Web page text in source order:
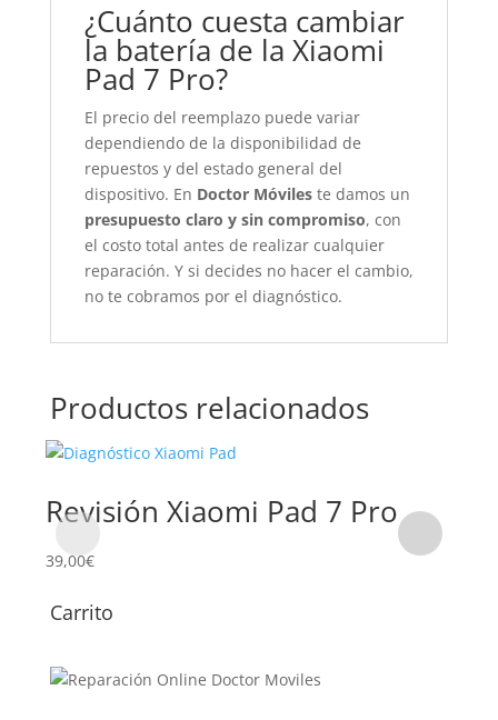
¿Cuánto cuesta cambiar
la batería de la Xiaomi
Pad 7 Pro?
El precio del reemplazo puede variar
dependiendo de la disponibilidad de
repuestos y del estado general del
dispositivo. En Doctor Móvileste damos un
presupuesto claro y sin compromiso, con
el costo total antes de realizar cualquier
reparación. Y si decides no hacer el cambio,
no te cobramos por el diagnóstico.
Productos relacionados
Revisión Xiaomi Pad 7 Pro
39,00€
Carrito